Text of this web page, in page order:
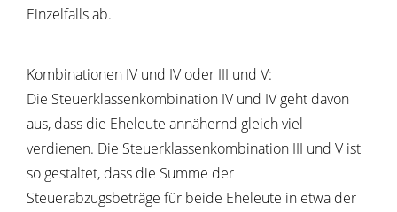
Einzelfalls ab.
Kombinationen IV und IV oder III und V:
Die Steuerklassenkombination IV und IV geht davon
aus, dass die Eheleute annähernd gleich viel
verdienen. Die Steuerklassenkombination III und V ist
so gestaltet, dass die Summe der
Steuerabzugsbeträge für beide Eheleute in etwa der